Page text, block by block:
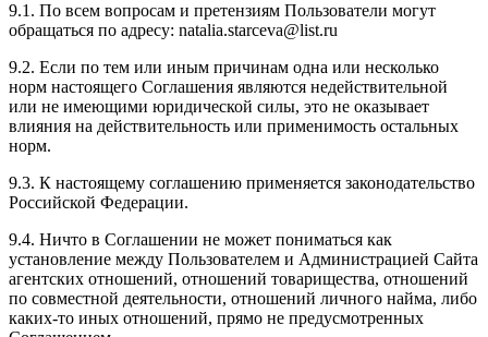
9.1. По всем вопросам и претензиям Пользователи могут
обращаться по адресу: natalia.starceva@list.ru
9.2. Если по тем или иным причинам одна или несколько
норм настоящего Соглашения являются недействительной
или не имеющими юридической силы, это не оказывает
влияния на действительность или применимость остальных
норм.
9.3. К настоящему соглашению применяется законодательство
Российской Федерации.
9.4. Ничто в Соглашении не может пониматься как
установление между Пользователем и Администрацией Сайта
агентских отношений, отношений товарищества, отношений
по совместной деятельности, отношений личного найма, либо
каких-то иных отношений, прямо не предусмотренных